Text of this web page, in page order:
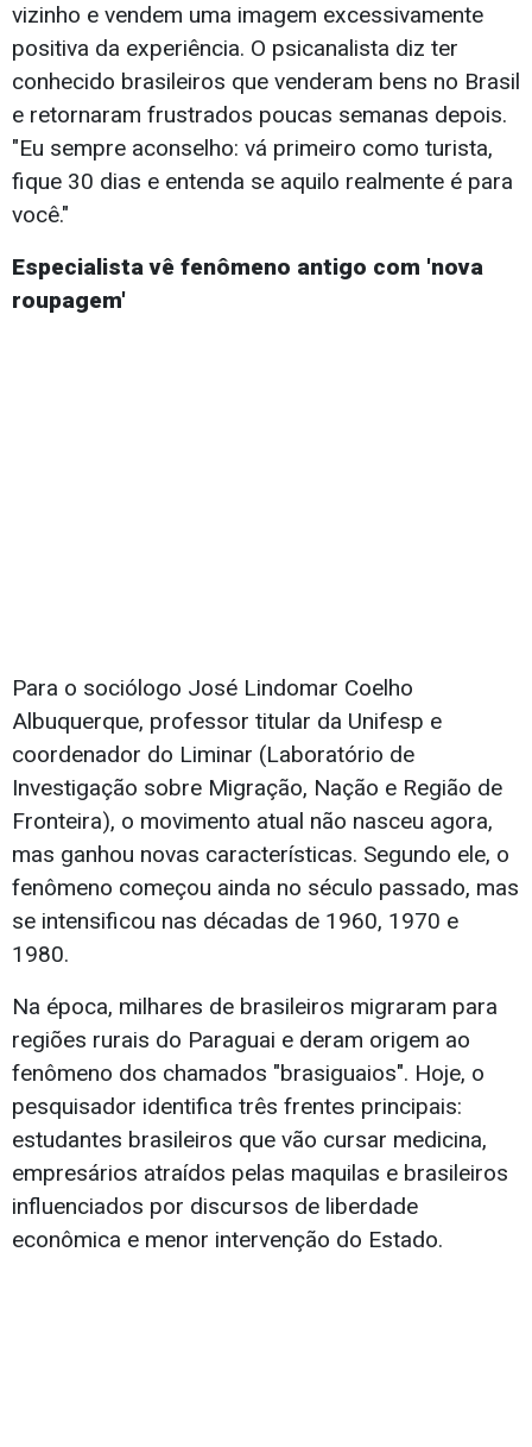
vizinho e vendem uma imagem excessivamente
positiva da experiência. O psicanalista diz ter
conhecido brasileiros que venderam bens no Brasil
e retornaram frustrados poucas semanas depois.
"Eu sempre aconselho: vá primeiro como turista,
fique 30 dias e entenda se aquilo realmente é para
você."
Especialista vê fenômeno antigo com 'nova
roupagem'
Para o sociólogo José Lindomar Coelho
Albuquerque, professor titular da Unifesp e
coordenador do Liminar (Laboratório de
Investigação sobre Migração, Nação e Região de
Fronteira), o movimento atual não nasceu agora,
mas ganhou novas características. Segundo ele, o
fenômeno começou ainda no século passado, mas
se intensificou nas décadas de 1960, 1970 e
1980.
Na época, milhares de brasileiros migraram para
regiões rurais do Paraguai e deram origem ao
fenômeno dos chamados "brasiguaios". Hoje, o
pesquisador identifica três frentes principais:
estudantes brasileiros que vão cursar medicina,
empresários atraídos pelas maquilas e brasileiros
influenciados por discursos de liberdade
econômica e menor intervenção do Estado.